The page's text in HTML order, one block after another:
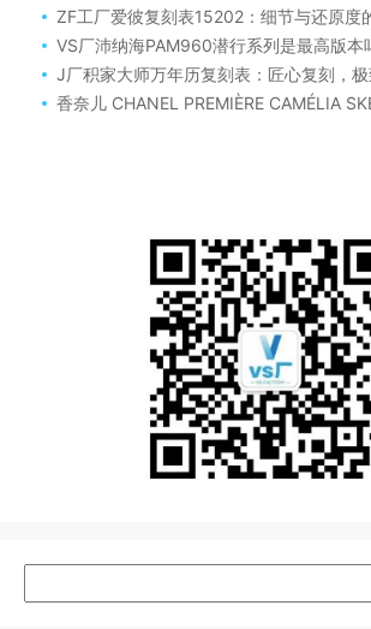
ZF工厂爱彼复刻表15202：细节与还原度
VS厂沛纳海PAM960潜行系列是最高版本
J厂积家大师万年历复刻表：匠心复刻，
香奈儿 CHANEL PREMIÈRE CAMÉLIA SKELETON